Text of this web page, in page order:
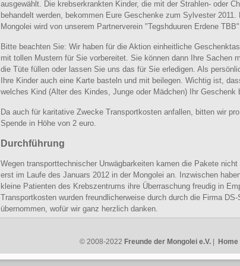
ausgewählt. Die krebserkrankten Kinder, die mit der Strahlen- oder
behandelt werden, bekommen Eure Geschenke zum Sylvester 2011.
Mongolei wird von unserem Partnerverein "Tegshduuren Erdene
Bitte beachten Sie: Wir haben für die Aktion einheitliche
mit tollen Mustern für Sie vorbereitet. Sie können dann Ihre Sachen
die Tüte füllen oder lassen Sie uns das für Sie erledigen. Als
Ihre Kinder auch eine Karte basteln und mit beilegen. Wichtig ist,
welches Kind (Alter des Kindes, Junge oder Mädchen) Ihr Geschenk
Da auch für karitative Zwecke Transportkosten anfallen, bitten wir
Spende in Höhe von 2 euro.
Durchführung
Wegen transporttechnischer Unwägbarkeiten kamen die Pakete nicht
erst im Laufe des Januars 2012 in der Mongolei an. Inzwischen
kleine Patienten des Krebszentrums ihre Überraschung freudig in
Transportkosten wurden freundlicherweise durch durch die Firma
übernommen, wofür wir ganz herzlich danken.
© 2008-2022 Freunde der Mongolei e.V.| Home